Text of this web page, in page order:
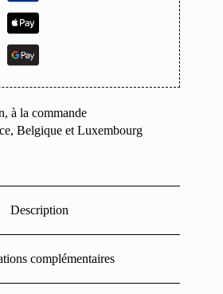
à la commande
Belgique et Luxembourg
Description
complémentaires